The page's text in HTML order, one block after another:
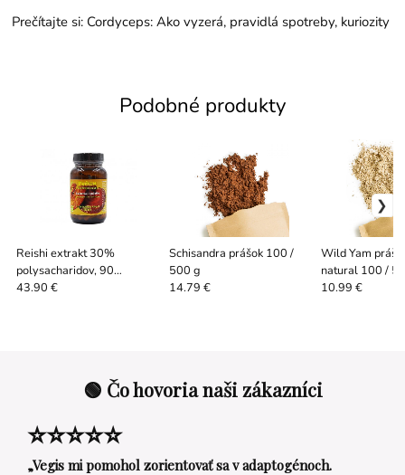
Prečítajte si: Cordyceps: Ako vyzerá, pravidlá spotreby, kuriozity
Podobné produkty
Reishi extrakt 30%
polysacharidov, 90
rastlinných kapsúl
43.90 €
Schisandra prášok 100 /
500 g
14.79 €
Wild Yam
natural 100 /
10.99 €
🟢 Čo hovoria naši zákazníci
⭐⭐⭐⭐⭐
„Vegis mi pomohol zorientovať sa v adaptogénoch.